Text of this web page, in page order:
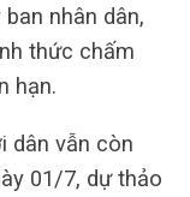
nhân dân,
thức chấm
hạn.
dân vẫn còn
01/7, dự thảo